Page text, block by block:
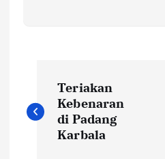
a
Teriakan
Kebenaran
di Padang
Karbala